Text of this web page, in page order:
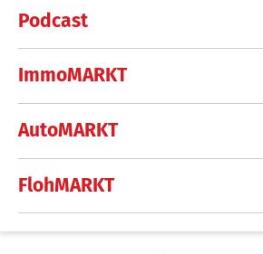
Podcast
ImmoMARKT
AutoMARKT
FlohMARKT